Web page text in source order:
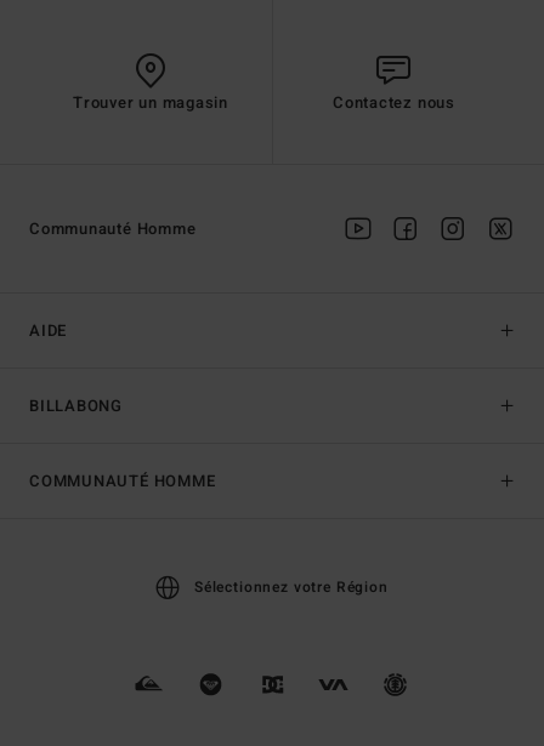
Trouver un magasin Contactez nous
AIDE
BILLABONG
Communauté Homme
COMMUNAUTÉ HOMME
Sélectionnez votre Région